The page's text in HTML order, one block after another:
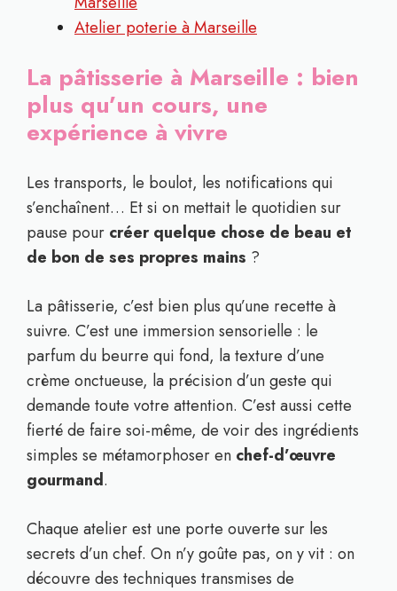
Atelier poterie à Marseille
La pâtisserie à Marseille : bien
plus qu’un cours, une
expérience à vivre
Les transports, le boulot, les notifications qui
s’enchaînent… Et si on mettait le quotidien sur
pause pour créer quelque chose de beau et
de bon de ses propres mains ?
La pâtisserie, c’est bien plus qu’une recette à
suivre. C’est une immersion sensorielle : le
parfum du beurre qui fond, la texture d’une
crème onctueuse, la précision d’un geste qui
demande toute votre attention. C’est aussi cette
fierté de faire soi-même, de voir des ingrédients
simples se métamorphoser en chef-d’œuvre
gourmand.
Chaque atelier est une porte ouverte sur les
secrets d’un chef. On n’y goûte pas, on y vit : on
découvre des techniques transmises de